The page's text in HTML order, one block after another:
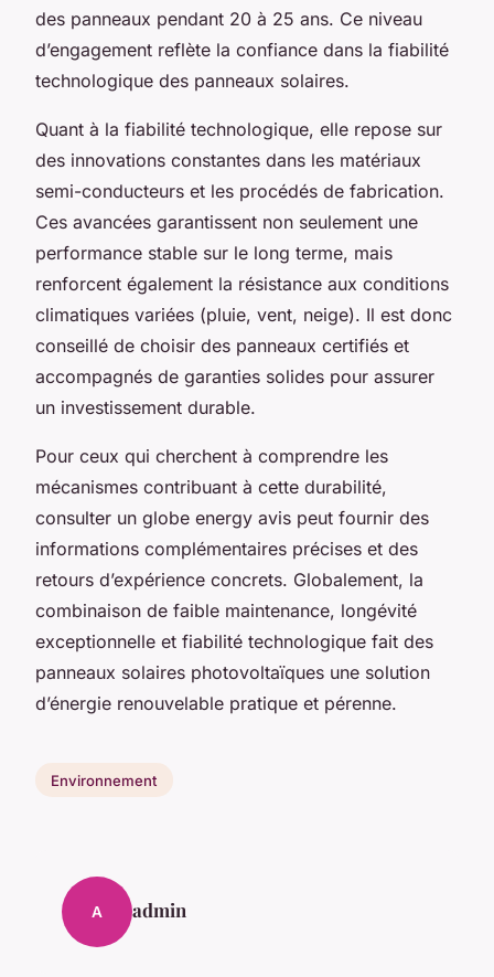
des panneaux pendant 20 à 25 ans. Ce niveau
d’engagement reflète la confiance dans la fiabilité
technologique des panneaux solaires.
Quant à la fiabilité technologique, elle repose sur
des innovations constantes dans les matériaux
semi-conducteurs et les procédés de fabrication.
Ces avancées garantissent non seulement une
performance stable sur le long terme, mais
renforcent également la résistance aux conditions
climatiques variées (pluie, vent, neige). Il est donc
conseillé de choisir des panneaux certifiés et
accompagnés de garanties solides pour assurer
un investissement durable.
Pour ceux qui cherchent à comprendre les
mécanismes contribuant à cette durabilité,
consulter un globe energy avis peut fournir des
informations complémentaires précises et des
retours d’expérience concrets. Globalement, la
combinaison de faible maintenance, longévité
exceptionnelle et fiabilité technologique fait des
panneaux solaires photovoltaïques une solution
d’énergie renouvelable pratique et pérenne.
Environnement
A admin